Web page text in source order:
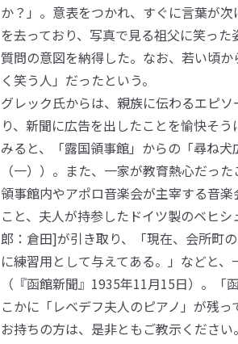
か？」。意表をつかれ、すぐに言葉が
を去っており、写真で見る祖父に笑った
質問の意図を納得した。なお、若い頃
く笑う人」だったという。
グレック氏からは、親族に伝わるエピ
り、新聞に広告を出したことを愉快そ
みると、「露国領事館」からの「尋ね
（一））。また、一家が教育熱心だっ
領事館内やアポロ音楽会が主宰する音
こと、夫人が持参したドイツ製のベヒ
郎：倉田]が引き取り、「現在、会所町
に練習用として与えてある。」などと
（『函館新聞』1935年11月15日）。
こかに「レベデフ夫人のピアノ」が残
お持ちの方は、是非ともご教示ください。